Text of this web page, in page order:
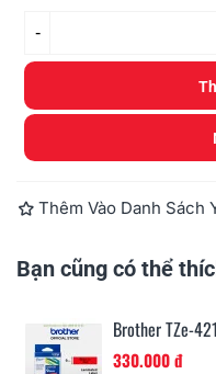
-
Thêm Vào Danh Sách
Bạn cũng có thể
Brother TZe-
286.000 đ